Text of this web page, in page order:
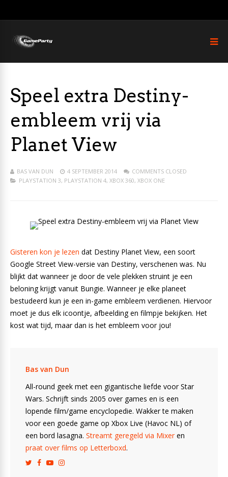
Speel extra Destiny-
embleem vrij via
Planet View
BAS VAN DUN 4 SEPTEMBER 2014
COMMENTS CLOSED
PLAYSTATION 3, PLAYSTATION 4, XBOX 360, XBOX ONE
Gisteren kon je lezen dat Destiny Planet View, een soort
Google Street View-versie van Destiny, verschenen was. Nu
blijkt dat wanneer je door de vele plekken struint je een
beloning krijgt vanuit Bungie. Wanneer je elke planeet
bestudeerd kun je een in-game embleem verdienen. Hiervoor
moet je dus elk icoontje, afbeelding en filmpje bekijken. Het
kost wat tijd, maar dan is het embleem voor jou!
Bas van Dun
All-round geek met een gigantische liefde voor Star
Wars. Schrijft sinds 2005 over games en is een
lopende film/game encyclopedie. Wakker te maken
voor een goede game op Xbox Live (Havoc NL) of
een bord lasagna. Streamt geregeld via Mixeren
praat over films op Letterboxd.